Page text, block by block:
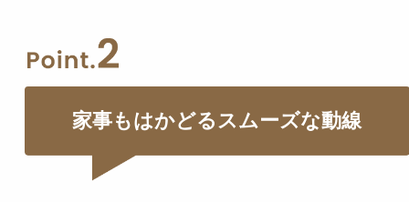
家事もはかどるスムーズな動線